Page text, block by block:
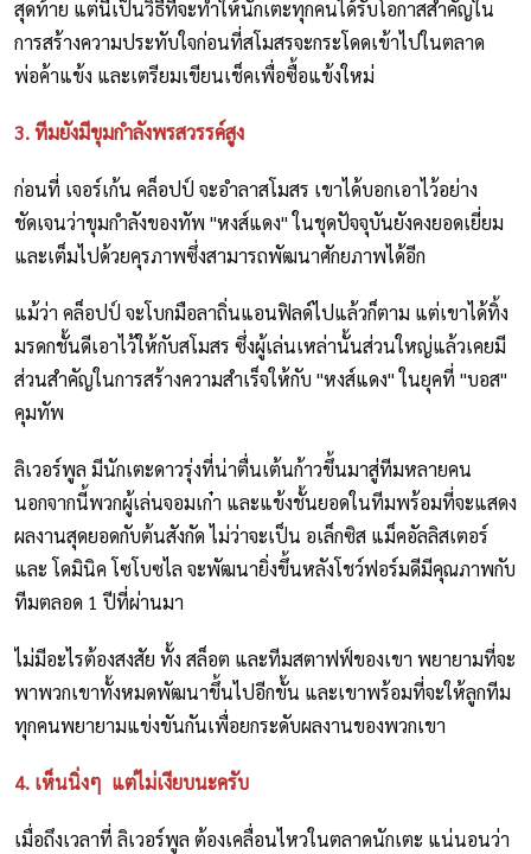
สุดท้าย แต่นี่เป็นวิธีที่จะทำให้นักเตะทุกคนได้รับโอกาสสำคัญใน
การสร้างความประทับใจก่อนที่สโมสรจะกระโดดเข้าไปในตลาด
พ่อค้าแข้ง และเตรียมเขียนเช็คเพื่อซื้อแข้งใหม่
3. ทีมยังมีขุมกำลังพรสวรรค์สูง
ก่อนที่ เจอร์เก้น คล็อปป์ จะอำลาสโมสร เขาได้บอกเอาไว้อย่าง
ชัดเจนว่าขุมกำลังของทัพ "หงส์แดง" ในชุดปัจจุบันยังคงยอดเยี่ยม
และเต็มไปด้วยคุรภาพซึ่งสามารถพัฒนาศักยภาพได้อีก
แม้ว่า คล็อปป์ จะโบกมือลาถิ่นแอนฟิลด์ไปแล้วก็ตาม แต่เขาได้ทิ้ง
มรดกชั้นดีเอาไว้ให้กับสโมสร ซึ่งผู้เล่นเหล่านั้นส่วนใหญ่แล้วเคยมี
ส่วนสำคัญในการสร้างความสำเร็จให้กับ "หงส์แดง" ในยุคที่ "บอส"
คุมทัพ
ลิเวอร์พูล มีนักเตะดาวรุ่งที่น่าตื่นเต้นก้าวขึ้นมาสู่ทีมหลายคน
นอกจากนี้พวกผู้เล่นจอมเก๋า และแข้งชั้นยอดในทีมพร้อมที่จะแสดง
ผลงานสุดยอดกับต้นสังกัด ไม่ว่าจะเป็น อเล็กซิส แม็คอัลลิสเตอร์
และ โดมินิค โซโบซไล จะพัฒนายิ่งขึ้นหลังโชว์ฟอร์มดีมีคุณภาพกับ
ทีมตลอด 1 ปีที่ผ่านมา
ไม่มีอะไรต้องสงสัย ทั้ง สล็อต และทีมสตาฟฟ์ของเขา พยายามที่จะ
พาพวกเขาทั้งหมดพัฒนาขึ้นไปอีกขั้น และเขาพร้อมที่จะให้ลูกทีม
ทุกคนพยายามแข่งขันกันเพื่อยกระดับผลงานของพวกเขา
4. เห็นนิ่งๆ แต่ไม่เงียบนะครับ
เมื่อถึงเวลาที่ ลิเวอร์พูล ต้องเคลื่อนไหวในตลาดนักเตะ แน่นอนว่า